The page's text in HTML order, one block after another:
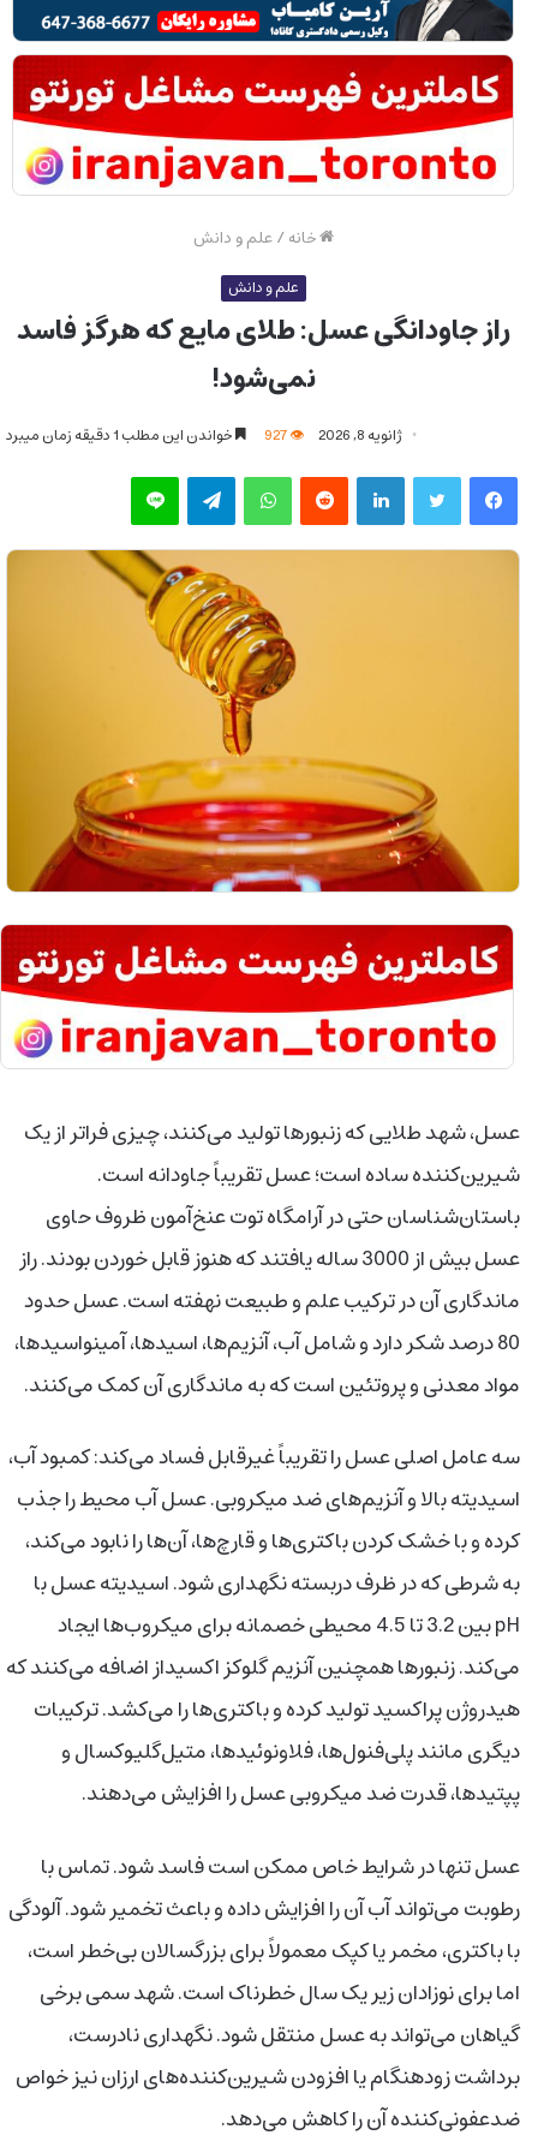
خانه/علم و دانش
علم و دانش
راز جاودانگی عسل: طلای مایع که هرگز فاسد
نمی‌شود!
ژانویه 8, 2026 خواندن این مطلب 1 دقیقه زمان میبرد
فیس بوک توییتر لینکدین‫رددیت واتس آپ تلگرام لاین
عسل، شهد طلایی که زنبورها تولید می‌کنند، چیزی فراتر از یک
شیرین‌کننده ساده است؛ عسل تقریباً جاودانه است.
باستان‌شناسان حتی در آرامگاه توت عنخ‌آمون ظروف حاوی
عسل بیش از 3000 ساله یافتند که هنوز قابل خوردن بودند. راز
ماندگاری آن در ترکیب علم و طبیعت نهفته است. عسل حدود
80 درصد شکر دارد و شامل آب، آنزیم‌ها، اسیدها، آمینواسیدها،
مواد معدنی و پروتئین است که به ماندگاری آن کمک می‌کنند.
سه عامل اصلی عسل را تقریباً غیرقابل فساد می‌کند: کمبود آب،
اسیدیته بالا و آنزیم‌های ضد میکروبی. عسل آب محیط را جذب
کرده و با خشک کردن باکتری‌ها و قارچ‌ها، آن‌ها را نابود می‌کند،
به شرطی که در ظرف دربسته نگهداری شود. اسیدیته عسل با
pH بین 3.2 تا 4.5 محیطی خصمانه برای میکروب‌ها ایجاد
می‌کند. زنبورها همچنین آنزیم گلوکز اکسیداز اضافه می‌کنند که
هیدروژن پراکسید تولید کرده و باکتری‌ها را می‌کشد. ترکیبات
دیگری مانند پلی‌فنول‌ها، فلاونوئیدها، متیل‌گلیوکسال و
پپتیدها، قدرت ضد میکروبی عسل را افزایش می‌دهند.
عسل تنها در شرایط خاص ممکن است فاسد شود. تماس با
رطوبت می‌تواند آب آن را افزایش داده و باعث تخمیر شود. آلودگی
با باکتری، مخمر یا کپک معمولاً برای بزرگسالان بی‌خطر است،
اما برای نوزادان زیر یک سال خطرناک است. شهد سمی برخی
گیاهان می‌تواند به عسل منتقل شود. نگهداری نادرست،
برداشت زودهنگام یا افزودن شیرین‌کننده‌های ارزان نیز خواص
ضدعفونی‌کننده آن را کاهش می‌دهد.